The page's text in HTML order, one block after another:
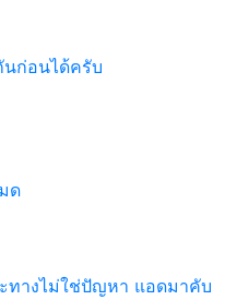
ก่อนได้ครับ
ทางไม่ใช่ปัญหา แอดมาคับ